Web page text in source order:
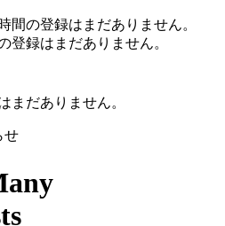
間の登録はまだありません。
登録はまだありません。
まだありません。
せ